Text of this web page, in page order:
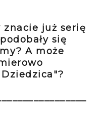
znacie już serię
się
A może